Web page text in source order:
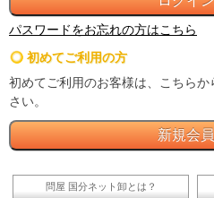
パスワードをお忘れの方はこちら
初めてご利用の方
初めてご利用のお客様は、こちら
さい。
問屋 国分ネット卸とは？